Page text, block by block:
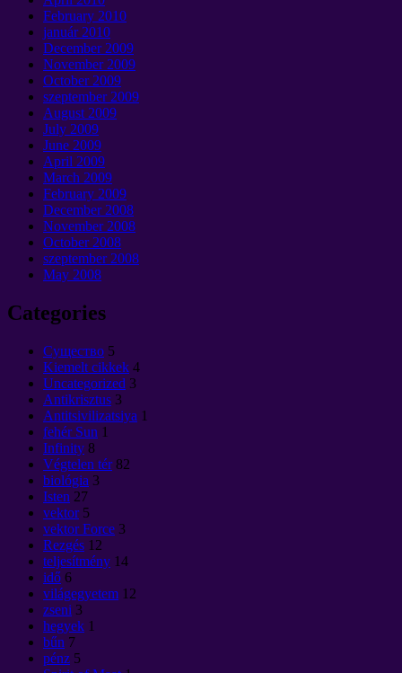
February 2010
január 2010
December2009
November2009
October2009
szeptember 2009
August 2009
July 2009
June 2009
April 2009
March 2009
February 2009
December2008
November2008
October2008
szeptember 2008
May 2008
Categories
Cущество 5
Kiemelt cikkek 4
Uncategorized 3
Antikrisztus 3
Antitsivilizatsiya 1
fehér Sun 1
Infinity 8
Végtelen tér 82
biológia 3
Isten 27
vektor 5
vektor Force 3
Rezgés 12
teljesítmény 14
idő 6
világegyetem 12
zseni 3
hegyek 1
bűn 7
pénz 5